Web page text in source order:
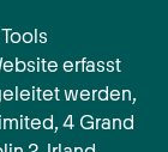
erfasst
werden,
4 Grand